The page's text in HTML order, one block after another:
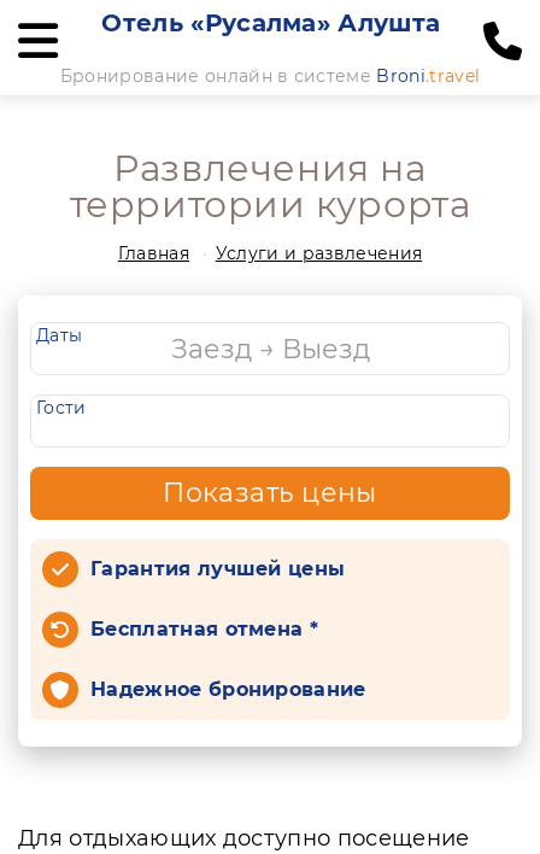
Отель «Русалма» Алушта
Бронирование онлайн в системе Broni.travel
Развлечения на
территории курорта
Главная Услуги и развлечения
Даты
Гости
Показать цены
Гарантия лучшей цены
Бесплатная отмена *
Надежное бронирование
Для отдыхающих доступно посещение